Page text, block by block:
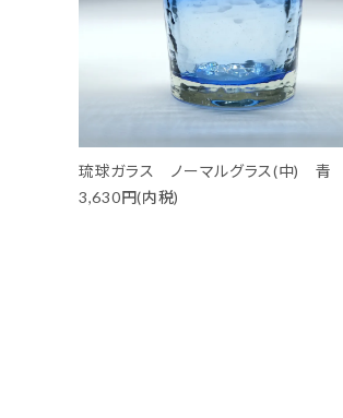
琉球ガラス ノーマルグラス(中) 青
3,630円(内税)